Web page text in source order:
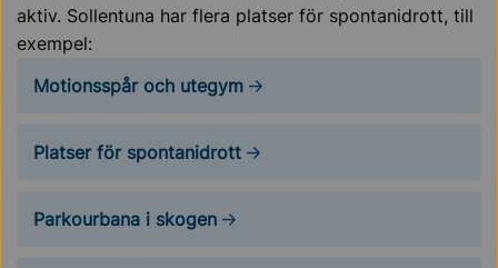
aktiv. Sollentuna har flera platser för spontanidrott, till
exempel:
Motionsspår och utegym
Platser för spontanidrott
Parkourbana i skogen